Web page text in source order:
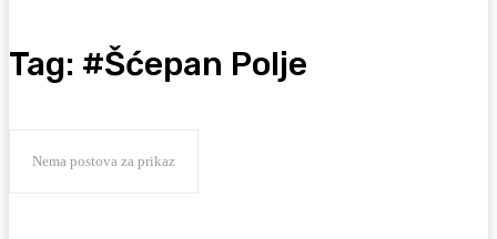
Tag: #Šćepan Polje
Nema postova za prikaz